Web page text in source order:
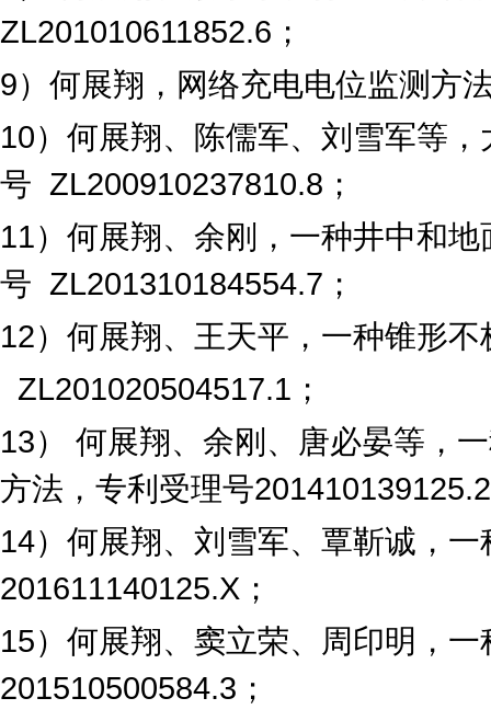
ZL201010611852.6 ；
9）何展翔，网络充电电位监测方
10）何展翔、陈儒军、刘雪军等
号 ZL200910237810.8 ；
11）何展翔、余刚，一种井中和
号 ZL201310184554.7 ；
12）何展翔、王天平，一种锥形
ZL201020504517.1 ；
13） 何展翔、余刚、唐必晏等，
方法，专利受理号201410139125.2
14）何展翔、刘雪军、覃靳诚，
201611140125.X ；
15）何展翔、窦立荣、周印明，
201510500584.3；